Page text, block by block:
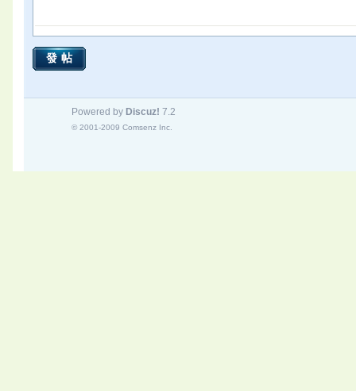
發帖
Powered by Discuz! 7.2
© 2001-2009 Comsenz Inc.